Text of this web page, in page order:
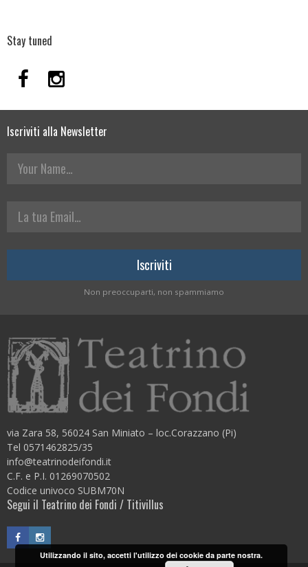
Stay tuned
Iscriviti alla Newsletter
Non preoccuparti, non spammiamo
via Zara 58, 56024 San Miniato – loc.Corazzano (Pi)
Tel 0571462825/35
info@teatrinodeifondi.it
C.F. e P.I. 01269070502
Codice univoco SUBM70N
Segui il Teatrino dei Fondi / Titivillus
Utilizzando il sito, accetti l'utilizzo dei cookie da parte nostra.